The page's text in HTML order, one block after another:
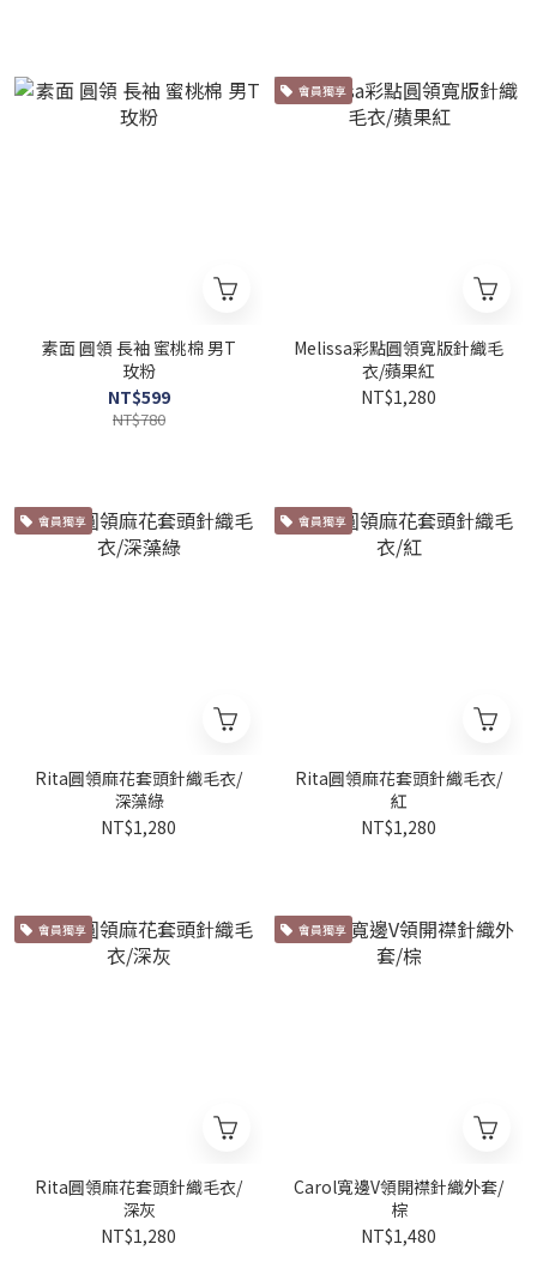
素面 圓領 長袖 蜜桃棉 男T
玫粉
NT$599
NT$780
會員獨享
Melissa彩點圓領寬版針織毛
衣/蘋果紅
NT$1,280
會員獨享
Rita圓領麻花套頭針織毛衣/
深藻綠
NT$1,280
會員獨享
Rita圓領麻花套頭針織毛衣/
紅
NT$1,280
會員獨享
Rita圓領麻花套頭針織毛衣/
深灰
NT$1,280
會員獨享
Carol寬邊V領開襟針織外套/
棕
NT$1,480